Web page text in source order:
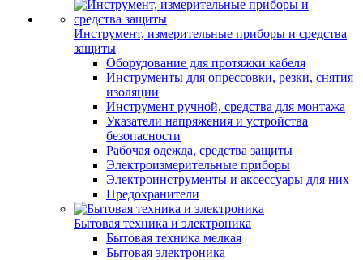
Инструмент, измерительные приборы и средства
защиты
Оборудование для протяжки кабеля
Инструменты для опрессовки, резки, снятия
изоляции
Инструмент ручной, средства для монтажа
Указатели напряжения и устройства
безопасности
Рабочая одежда, средства защиты
Электроизмерительные приборы
Электроинструменты и аксессуары для них
Предохранители
Бытовая техника и электроника
Бытовая техника мелкая
Бытовая электроника